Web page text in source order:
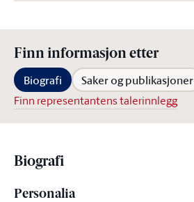
Finn informasjon etter
Biografi Saker og publikasjoner
Finn representantens talerinnlegg
Biografi
Personalia